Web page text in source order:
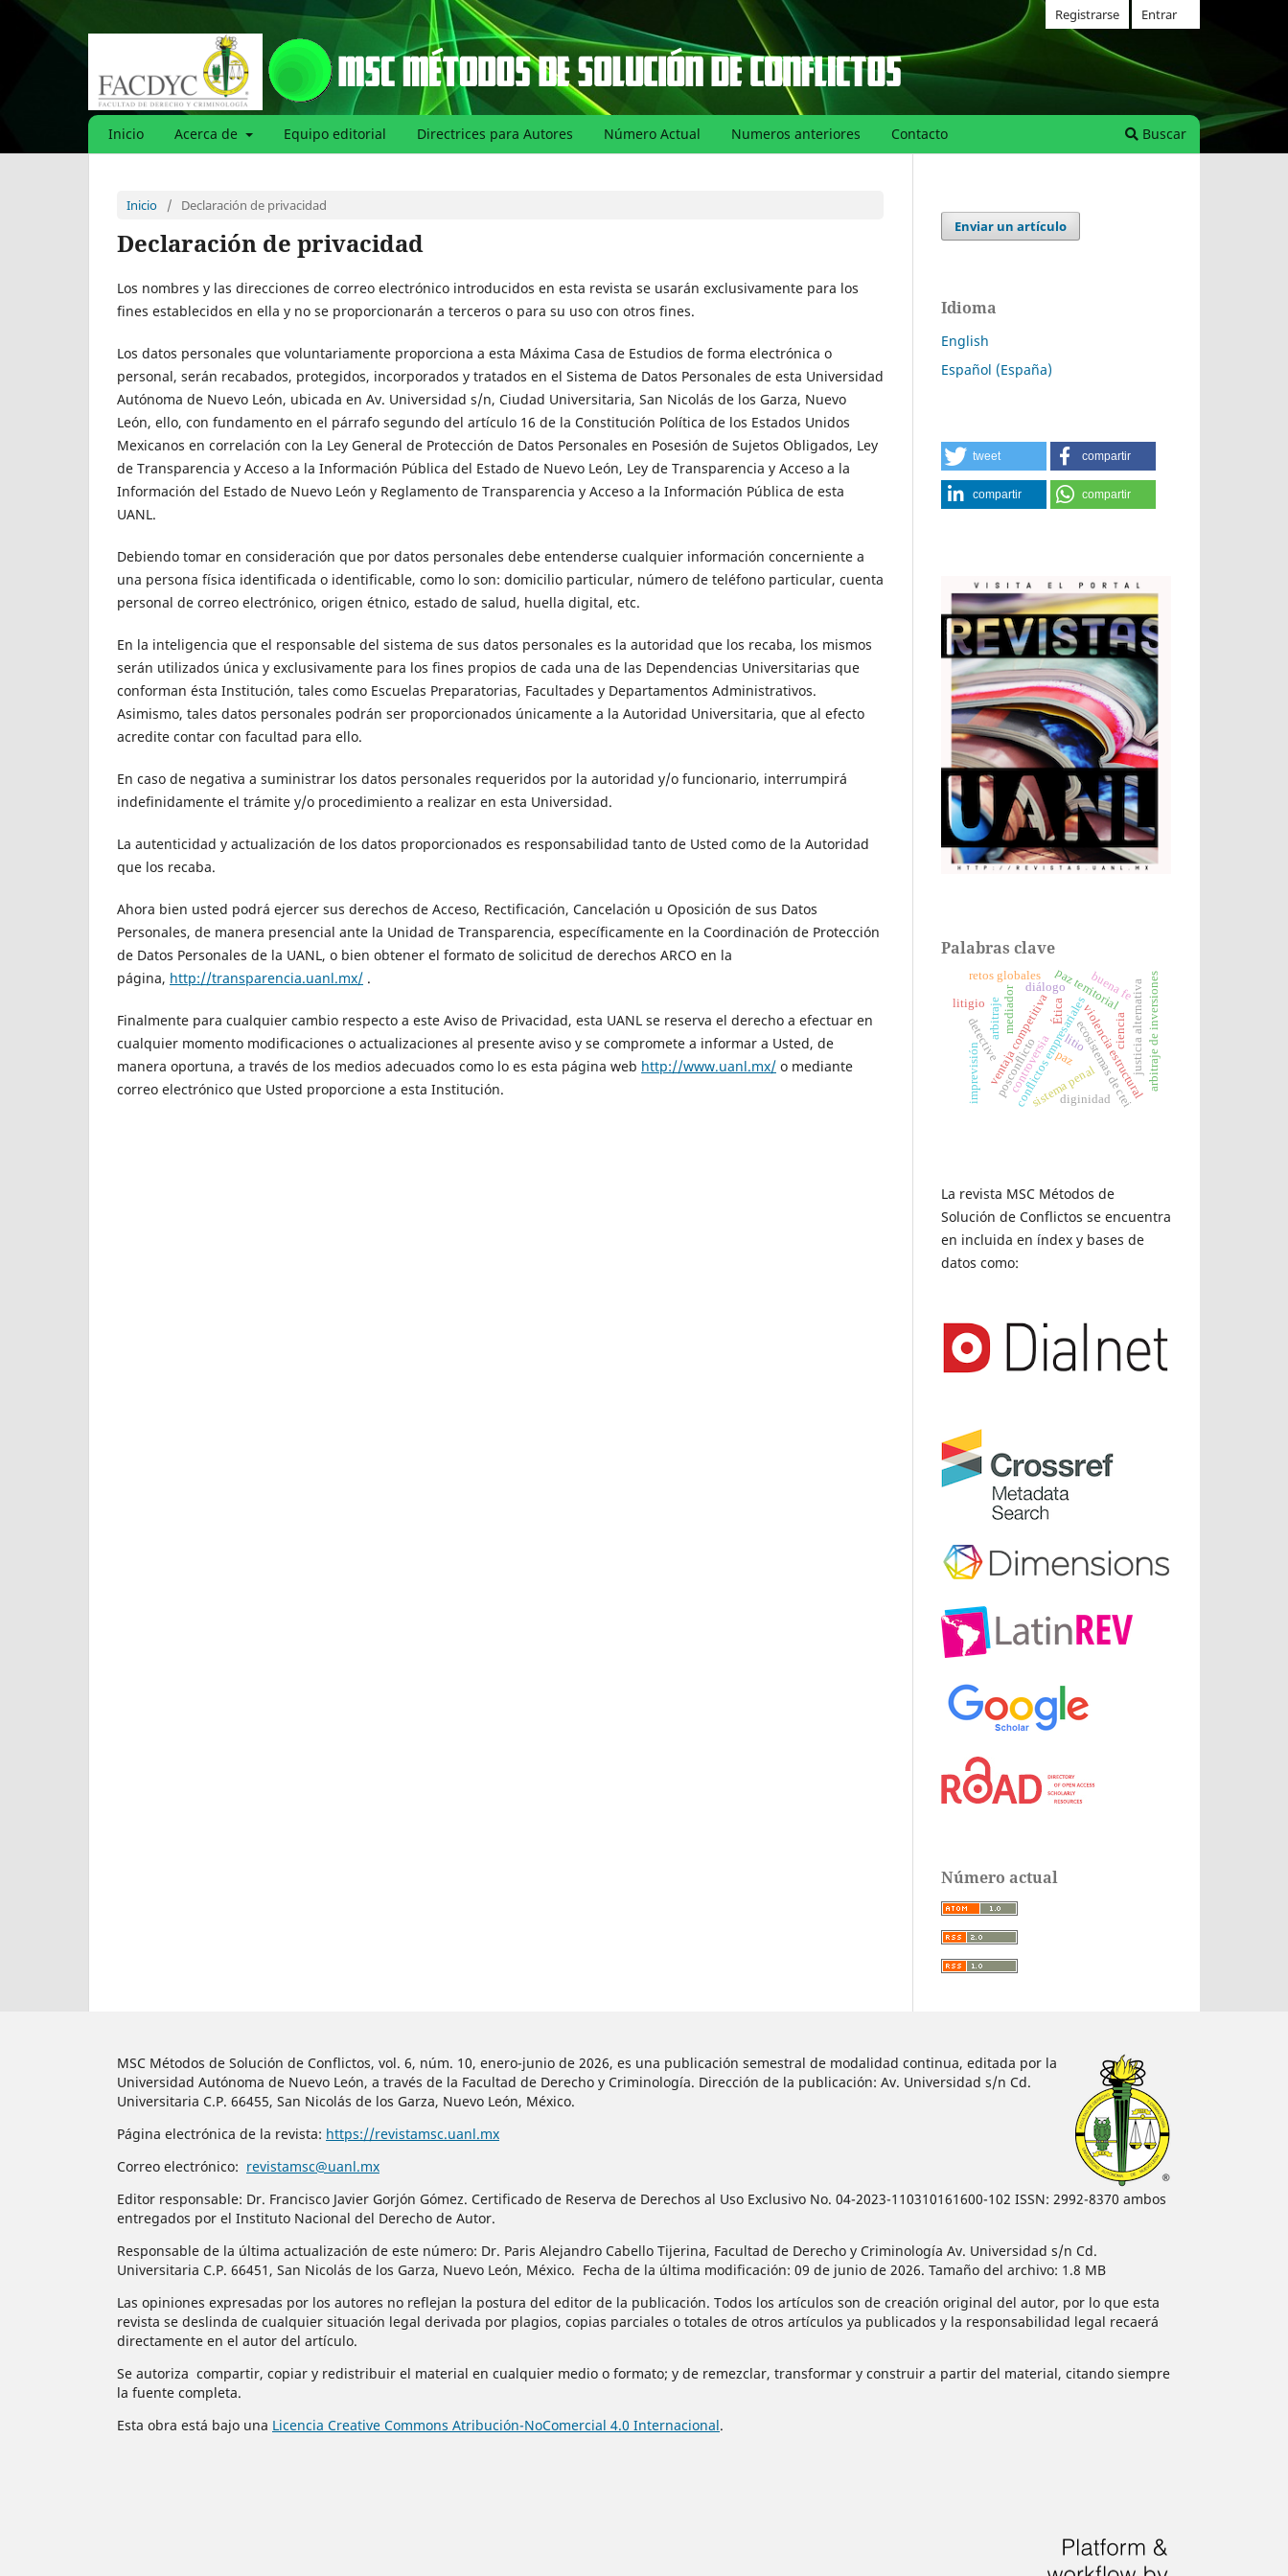
Inicio Acerca de Equipo editorial Directrices para Autores Número Actual Numeros anteriores Contacto Buscar
Registrarse Entrar
Inicio / Declaración de privacidad
Declaración de privacidad
Los nombres y las direcciones de correo electrónico introducidos en esta revista se usarán exclusivamente para los
fines establecidos en ella y no se proporcionarán a terceros o para su uso con otros fines.
Los datos personales que voluntariamente proporciona a esta Máxima Casa de Estudios de forma electrónica o
personal, serán recabados, protegidos, incorporados y tratados en el Sistema de Datos Personales de esta Universidad
Autónoma de Nuevo León, ubicada en Av. Universidad s/n, Ciudad Universitaria, San Nicolás de los Garza, Nuevo
León, ello, con fundamento en el párrafo segundo del artículo 16 de la Constitución Política de los Estados Unidos
Mexicanos en correlación con la Ley General de Protección de Datos Personales en Posesión de Sujetos Obligados, Ley
de Transparencia y Acceso a la Información Pública del Estado de Nuevo León, Ley de Transparencia y Acceso a la
Información del Estado de Nuevo León y Reglamento de Transparencia y Acceso a la Información Pública de esta
UANL.
Debiendo tomar en consideración que por datos personales debe entenderse cualquier información concerniente a
una persona física identificada o identificable, como lo son: domicilio particular, número de teléfono particular, cuenta
personal de correo electrónico, origen étnico, estado de salud, huella digital, etc.
En la inteligencia que el responsable del sistema de sus datos personales es la autoridad que los recaba, los mismos
serán utilizados única y exclusivamente para los fines propios de cada una de las Dependencias Universitarias que
conforman ésta Institución, tales como Escuelas Preparatorias, Facultades y Departamentos Administrativos.
Asimismo, tales datos personales podrán ser proporcionados únicamente a la Autoridad Universitaria, que al efecto
acredite contar con facultad para ello.
En caso de negativa a suministrar los datos personales requeridos por la autoridad y/o funcionario, interrumpirá
indefinidamente el trámite y/o procedimiento a realizar en esta Universidad.
La autenticidad y actualización de los datos proporcionados es responsabilidad tanto de Usted como de la Autoridad
que los recaba.
Ahora bien usted podrá ejercer sus derechos de Acceso, Rectificación, Cancelación u Oposición de sus Datos
Personales, de manera presencial ante la Unidad de Transparencia, específicamente en la Coordinación de Protección
de Datos Personales de la UANL, o bien obtener el formato de solicitud de derechos ARCO en la
página, http://transparencia.uanl.mx/ .
Finalmente para cualquier cambio respecto a este Aviso de Privacidad, esta UANL se reserva el derecho a efectuar en
cualquier momento modificaciones o actualizaciones al presente aviso y se compromete a informar a Usted, de
manera oportuna, a través de los medios adecuados como lo es esta página web http://www.uanl.mx/ o mediante
correo electrónico que Usted proporcione a esta Institución.
Enviar un artículo
Idioma
English
Español (España)
tweet compartir
compartir compartir
Palabras clave
arbitraje conflictos empresariales
ventaja competitiva ecosistemas de ctei
violencia estructural
paz territorial
posconflicto
Ética
diálogo justicia alternativa
sistema penal
litio arbitraje de inversiones
retos globales
detective
buena fe
imprevisión controversiapaz
diginidad
mediador
litigio
ciencia
La revista MSC Métodos de
Solución de Conflictos se encuentra
en incluida en índex y bases de
datos como:
Número actual
MSC Métodos de Solución de Conflictos, vol. 6, núm. 10, enero-junio de 2026, es una publicación semestral de modalidad continua, editada por la
Universidad Autónoma de Nuevo León, a través de la Facultad de Derecho y Criminología. Dirección de la publicación: Av. Universidad s/n Cd.
Universitaria C.P. 66455, San Nicolás de los Garza, Nuevo León, México.
Página electrónica de la revista: https://revistamsc.uanl.mx
Correo electrónico: revistamsc@uanl.mx
Editor responsable: Dr. Francisco Javier Gorjón Gómez. Certificado de Reserva de Derechos al Uso Exclusivo No. 04-2023-110310161600-102 ISSN: 2992-8370 ambos
entregados por el Instituto Nacional del Derecho de Autor.
Responsable de la última actualización de este número: Dr. Paris Alejandro Cabello Tijerina, Facultad de Derecho y Criminología Av. Universidad s/n Cd.
Universitaria C.P. 66451, San Nicolás de los Garza, Nuevo León, México. Fecha de la última modificación: 09 de junio de 2026. Tamaño del archivo: 1.8 MB
Las opiniones expresadas por los autores no reflejan la postura del editor de la publicación. Todos los artículos son de creación original del autor, por lo que esta
revista se deslinda de cualquier situación legal derivada por plagios, copias parciales o totales de otros artículos ya publicados y la responsabilidad legal recaerá
directamente en el autor del artículo.
Se autoriza compartir, copiar y redistribuir el material en cualquier medio o formato; y de remezclar, transformar y construir a partir del material, citando siempre
la fuente completa.
Esta obra está bajo una Licencia Creative Commons Atribución-NoComercial 4.0 Internacional.